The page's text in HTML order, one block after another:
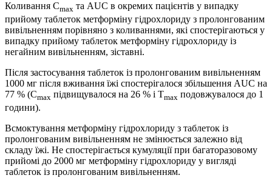
Коливання Сmax та AUC в окремих пацієнтів у випадку
прийому таблеток метформіну гідрохлориду з пролонгованим
вивільненням порівняно з коливаннями, які спостерігаються у
випадку прийому таблеток метформіну гідрохлориду із
негайним вивільненням, зіставні.
Після застосування таблеток із пролонгованим вивільненням
1000 мг після вживання їжі спостерігалося збільшення AUC на
77 % (Сmax підвищувалося на 26 % і Тmax подовжувалося до 1
години).
Всмоктування метформіну гідрохлориду з таблеток із
пролонгованим вивільненням не змінюється залежно від
cкладу їжі. Не спостерігається кумуляції при багаторазовому
прийомі до 2000 мг метформіну гідрохлориду у вигляді
таблеток із пролонгованим вивільненням.